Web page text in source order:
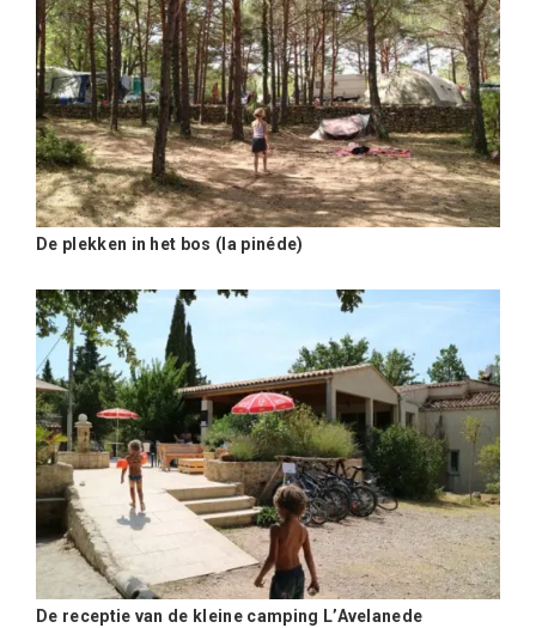
De plekken in het bos (la pinéde)
De receptie van de kleine camping L’Avelanede